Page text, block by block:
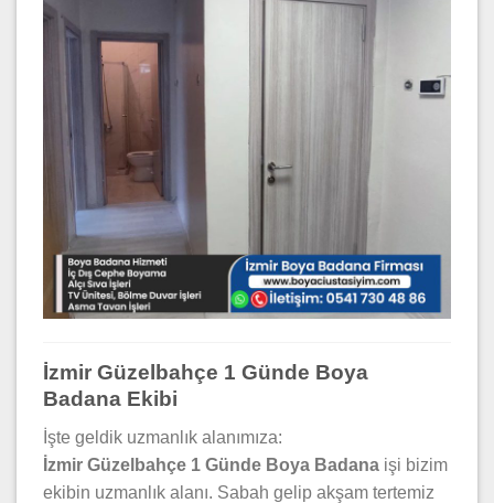
İzmir Güzelbahçe 1 Günde Boya
Badana Ekibi
İşte geldik uzmanlık alanımıza:
İzmir Güzelbahçe 1 Günde Boya Badana işi bizim
ekibin uzmanlık alanı. Sabah gelip akşam tertemiz